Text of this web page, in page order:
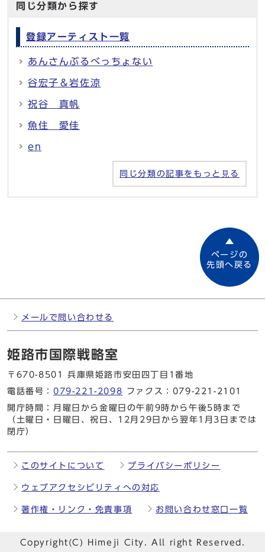
同じ分類から探す
登録アーティスト一覧
あんさんぶるべっちょない
谷宏子＆岩佐涼
祝谷 真帆
魚住 愛佳
en
同じ分類の記事をもっと見る
ページの
先頭へ戻る
メールで問い合わせる
姫路市国際戦略室
〒670-8501 兵庫県姫路市安田四丁目1番地
電話番号： 079-221-2098 ファクス：079-221-2101
開庁時間：月曜日から金曜日の午前9時から午後5時まで
（土曜日・日曜日、祝日、12月29日から翌年1月3日までは
閉庁）
このサイトについて プライバシーポリシー
ウェブアクセシビリティへの対応
著作権・リンク・免責事項 お問い合わせ窓口一覧
Copyright(C) Himeji City. All right Reserved.